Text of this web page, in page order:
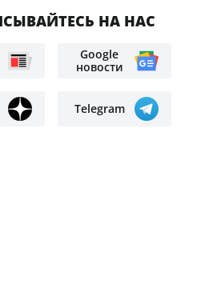
НА НАС
Google
новости
Telegram